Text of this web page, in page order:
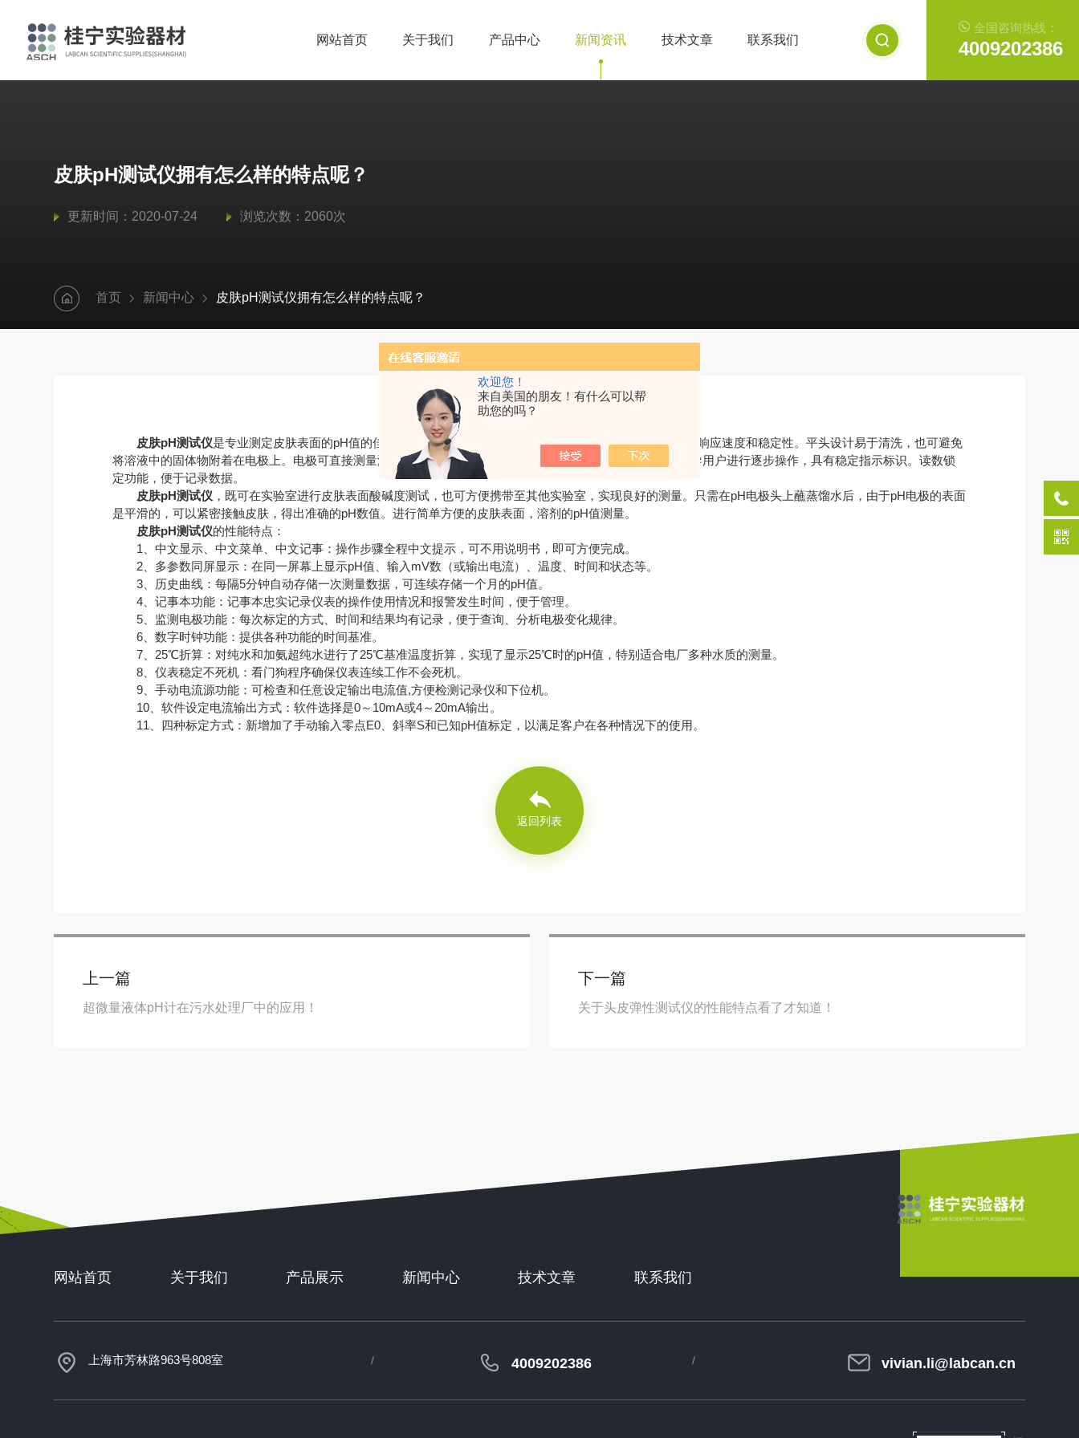
欢迎您！
来自美国的朋友！有什么可以帮
助您的吗？
全国咨询热线：
4009202386
网站首页 关于我们 产品中心 新闻资讯 技术文章 联系我们
皮肤pH测试仪拥有怎么样的特点呢？
更新时间：2020-07-24 浏览次数：2060次
首页 新闻中心 皮肤pH测试仪拥有怎么样的特点呢？
皮肤pH测试仪是专业测定皮肤表面的pH值的佳选择。采用平头电极，使接触面积醉大化 ，大大提高了测量响应速度和稳定性。平头设计易于清洗，也可避免
将溶液中的固体物附着在电极上。电极可直接测量温度，内置信号放大器，有效消除了外界干扰。指示标识指导用户进行逐步操作，具有稳定指示标识。读数锁
定功能，便于记录数据。
皮肤pH测试仪，既可在实验室进行皮肤表面酸碱度测试，也可方便携带至其他实验室，实现良好的测量。只需在pH电极头上蘸蒸馏水后，由于pH电极的表面
是平滑的，可以紧密接触皮肤，得出准确的pH数值。进行简单方便的皮肤表面，溶剂的pH值测量。
皮肤pH测试仪的性能特点：
1、中文显示、中文菜单、中文记事：操作步骤全程中文提示，可不用说明书，即可方便完成。
2、多参数同屏显示：在同一屏幕上显示pH值、输入mV数（或输出电流）、温度、时间和状态等。
3、历史曲线：每隔5分钟自动存储一次测量数据，可连续存储一个月的pH值。
4、记事本功能：记事本忠实记录仪表的操作使用情况和报警发生时间，便于管理。
5、监测电极功能：每次标定的方式、时间和结果均有记录，便于查询、分析电极变化规律。
6、数字时钟功能：提供各种功能的时间基准。
7、25℃折算：对纯水和加氨超纯水进行了25℃基准温度折算，实现了显示25℃时的pH值，特别适合电厂多种水质的测量。
8、仪表稳定不死机：看门狗程序确保仪表连续工作不会死机。
9、手动电流源功能：可检查和任意设定输出电流值,方便检测记录仪和下位机。
10、软件设定电流输出方式：软件选择是0～10mA或4～20mA输出。
11、四种标定方式：新增加了手动输入零点E0、斜率S和已知pH值标定，以满足客户在各种情况下的使用。
返回列表
上一篇
超微量液体pH计在污水处理厂中的应用！
下一篇
关于头皮弹性测试仪的性能特点看了才知道！
网站首页 关于我们 产品展示 新闻中心 技术文章 联系我们
上海市芳林路963号808室 4009202386 vivian.li@labcan.cn